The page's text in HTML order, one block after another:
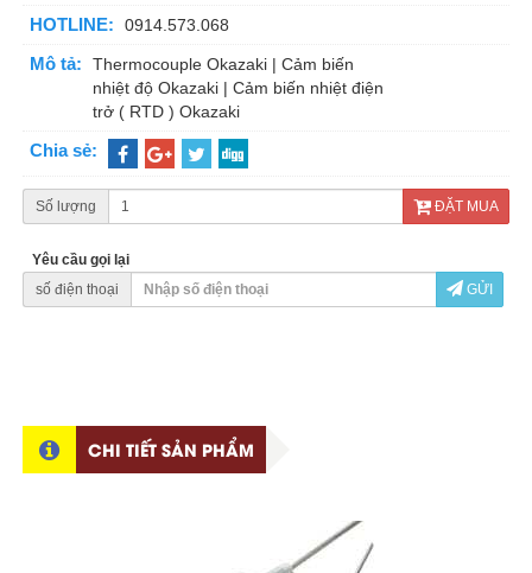
HOTLINE: 0914.573.068
Mô tả:
Thermocouple Okazaki | Cảm biến
nhiệt độ Okazaki | Cảm biến nhiệt điện
trở ( RTD ) Okazaki
Chia sẻ:
Số lượng ĐẶT MUA
Yêu cầu gọi lại
số điện thoại
GỬI
CHI TIẾT SẢN PHẨM